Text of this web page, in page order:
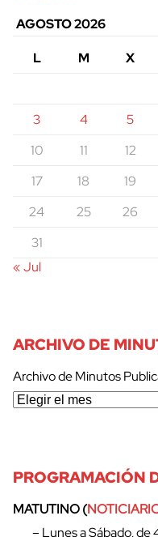
AGOSTO 2026
L
M X
3
4 5
10
11 12
17
18 19
24
25 26
31
« Jul
ARCHIVO DE
Archivo de Minutos
PROGRAMACIÓN
MATUTINO (
– Lunes a Sábado,